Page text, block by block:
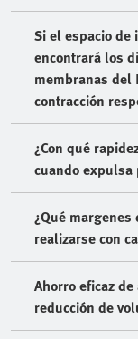
Si el espacio
encontrará los
membranas
contracción
¿Con qué
cuando expulsa
¿Qué
realizarse con
Ahorro eficaz
reducción de